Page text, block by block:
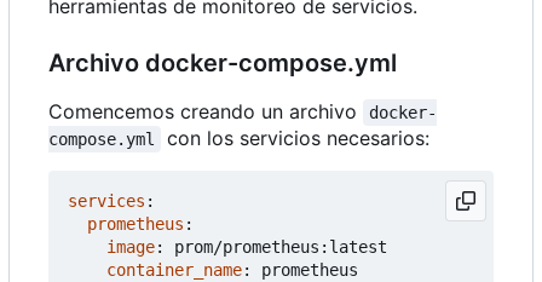
herramientas de monitoreo de servicios.
Archivo docker-compose.yml
Comencemos creando un archivo
docker-
compose.yml
con los servicios necesarios:
services :
prometheus :
image:
prom/prometheus:latest
container_name:
prometheus